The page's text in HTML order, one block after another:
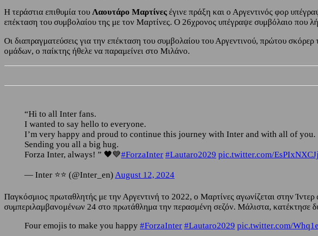
Η τεράστια επιθυμία του Λαουτάρο Μαρτίνες έγινε πράξη και ο Αργεντινός φορ
επέκταση του συμβολαίου της με τον Μαρτίνες. Ο 26χρονος υπέγραψε συμβόλαιο που
Οι διαπραγματεύσεις για την επέκταση του συμβολαίου του Αργεντινού, πρώτου
ομάδων, ο παίκτης ήθελε να παραμείνει στο Μιλάνο.
“Hi to all Inter fans.
I wanted to say hello to everyone.
I’m very happy and proud to continue this journey with Inter and with all of you.
Sending you all a big hug.
Forza Inter, always! ” 🖤💙#ForzaInter #Lautaro2029 pic.twitter.com/EsPIxNXCJj
— Inter ⭐⭐ (@Inter_en) August 12, 2024
Παγκόσμιος πρωταθλητής με την Αργεντινή το 2022, ο Μαρτίνες αγωνίζεται στην
συμπεριλαμβανομένων 24 στο πρωτάθλημα την περασμένη σεζόν. Μάλιστα, κατέκτησε
Four emojis to make you happy #ForzaInter #Lautaro2029 pic.twitter.com/